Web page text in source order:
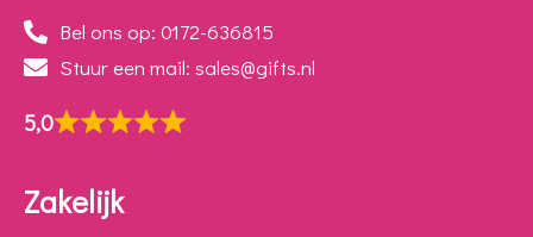
Bel ons op: 0172-636815
Stuur een mail: sales@gifts.nl
5,0
Zakelijk